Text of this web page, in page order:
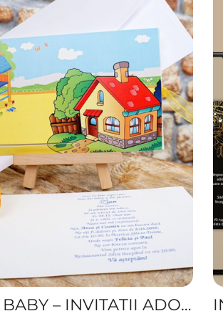
CATALOG BABY – INVITAȚII ADORABILE PENTRU BOTEZ, PERSONALIZATE ȘI VESELE